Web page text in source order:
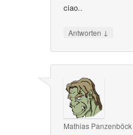
ciao..
Antworten ↓
Mathias Panzenböck